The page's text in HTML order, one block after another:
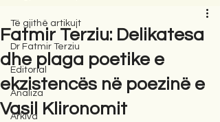
Të gjithë artikujt
Dr Fatmir Terziu
Editorial
Analiza
Arkiva
Fatmir Terziu: Delikatesa
dhe plaga poetike e
ekzistencës në poezinë e
Vasil Klironomit